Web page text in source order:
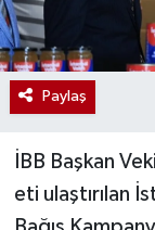
Paylaş
İBB Başkan
eti ulaştırılan